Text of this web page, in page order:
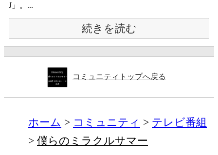
J」。...
続きを読む
コミュニティトップへ戻る
ホーム コミュニティ
テレビ番組
僕らのミラクルサマー